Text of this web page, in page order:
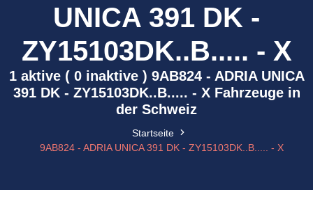
UNICA 391 DK -
ZY15103DK..B..... - X
1 aktive ( 0 inaktive ) 9AB824 - ADRIA UNICA
391 DK - ZY15103DK..B..... - X Fahrzeuge in
der Schweiz
Startseite
9AB824 - ADRIA UNICA 391 DK - ZY15103DK..B..... - X